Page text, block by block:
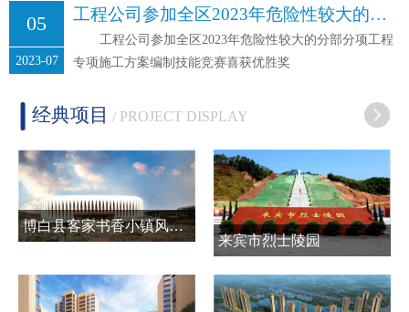
05
2023-07
工程公司参加全区2023年危险性较大的分部分项工程专项施工方案编制技能竞赛喜获优胜奖
工程公司参加全区2023年危险性较大的分部分项工程
专项施工方案编制技能竞赛喜获优胜奖
经典项目 / PROJECT DISPLAY
博白县客家书香小镇风情商贸城公共基础设施建设项目
来宾市烈士陵园